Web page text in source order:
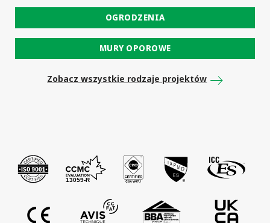
OGRODZENIA
MURY OPOROWE
Zobacz wszystkie rodzaje projektów